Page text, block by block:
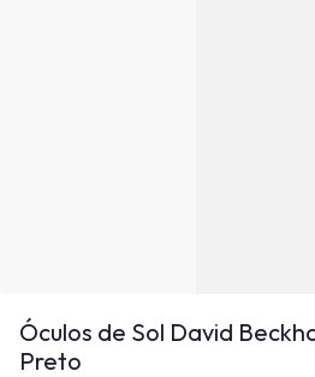
Óculos de Sol David
Preto